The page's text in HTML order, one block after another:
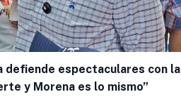
defiende espectaculares con la
y Morena es lo mismo”